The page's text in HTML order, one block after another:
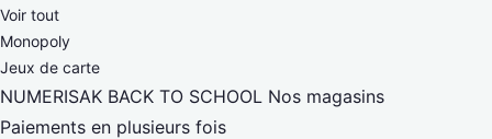
Voir tout
Monopoly
Jeux de carte
NUMERISAK BACK TO SCHOOL Nos magasins
Paiements en plusieurs fois